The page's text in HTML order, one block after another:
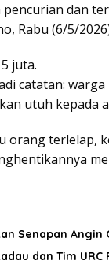
dan
Rabu (6/5/
juta.
catatan:
utuh kepada
orang terlelap,
Senapan Angin
dan Tim